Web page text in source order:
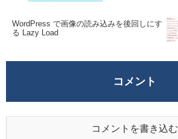
WordPress で画像の読み込みを後回しにす
る Lazy Load
コメント
コメントを書き込む